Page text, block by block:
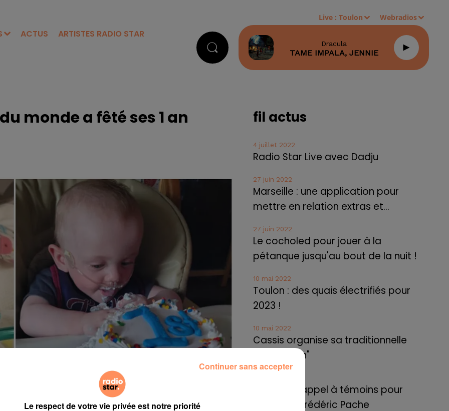
ACTUS ARTISTES RADIO STAR
Live :Toulon Webradios
Dracula
TAME IMPALA, JENNIE
monde a fêté ses 1 an fil actus
4 juillet 2022
Radio Star Live avec Dadju
27 juin 2022
Marseille : une application pour
mettre en relation extras et...
27 juin 2022
Le cocholed pour jouer à la
pétanque jusqu'au bout de la nuit !
10 mai 2022
Toulon : des quais électrifiés pour
2023 !
10 mai 2022
Cassis organise sa traditionnelle
"Fête du vin"
Marseille : appel à témoins pour
retrouver Frédéric Pache
Le respect de votre vie privée est notre priorité
Continuer sans accepter